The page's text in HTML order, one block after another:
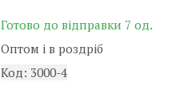
Готово до відправки 7 од.
Оптом і в роздріб
Код: 3000-4